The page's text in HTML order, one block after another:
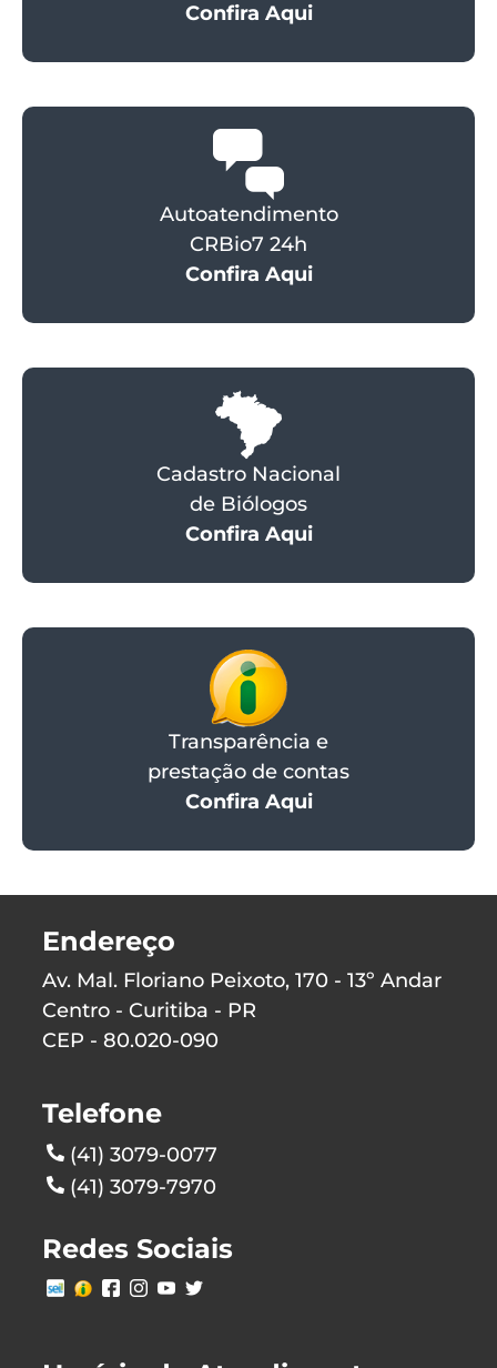
Confira Aqui
Autoatendimento
CRBio7 24h
Confira Aqui
Cadastro Nacional
de Biólogos
Confira Aqui
Transparência e
prestação de contas
Confira Aqui
Endereço
Av. Mal. Floriano Peixoto, 170 - 13º Andar
Centro - Curitiba - PR
CEP - 80.020-090
Telefone
(41) 3079-0077
(41) 3079-7970
Redes Sociais